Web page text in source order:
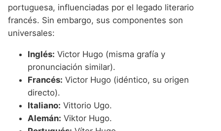
portuguesa, influenciadas por el legado literario
francés. Sin embargo, sus componentes son
universales:
Inglés: Victor Hugo (misma grafía y
pronunciación similar).
Francés: Victor Hugo (idéntico, su origen
directo).
Italiano: Vittorio Ugo.
Alemán: Viktor Hugo.